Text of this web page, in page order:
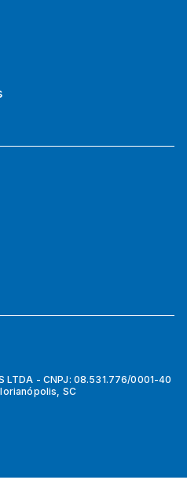
LTDA - CNPJ: 08.531.776/0001-40
SC